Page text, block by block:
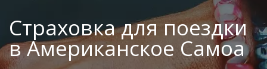
Страховка для поездки
в Американское Самоа